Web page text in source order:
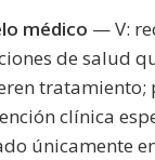
médico — V:
de salud
tratamiento;
clínica
únicamente